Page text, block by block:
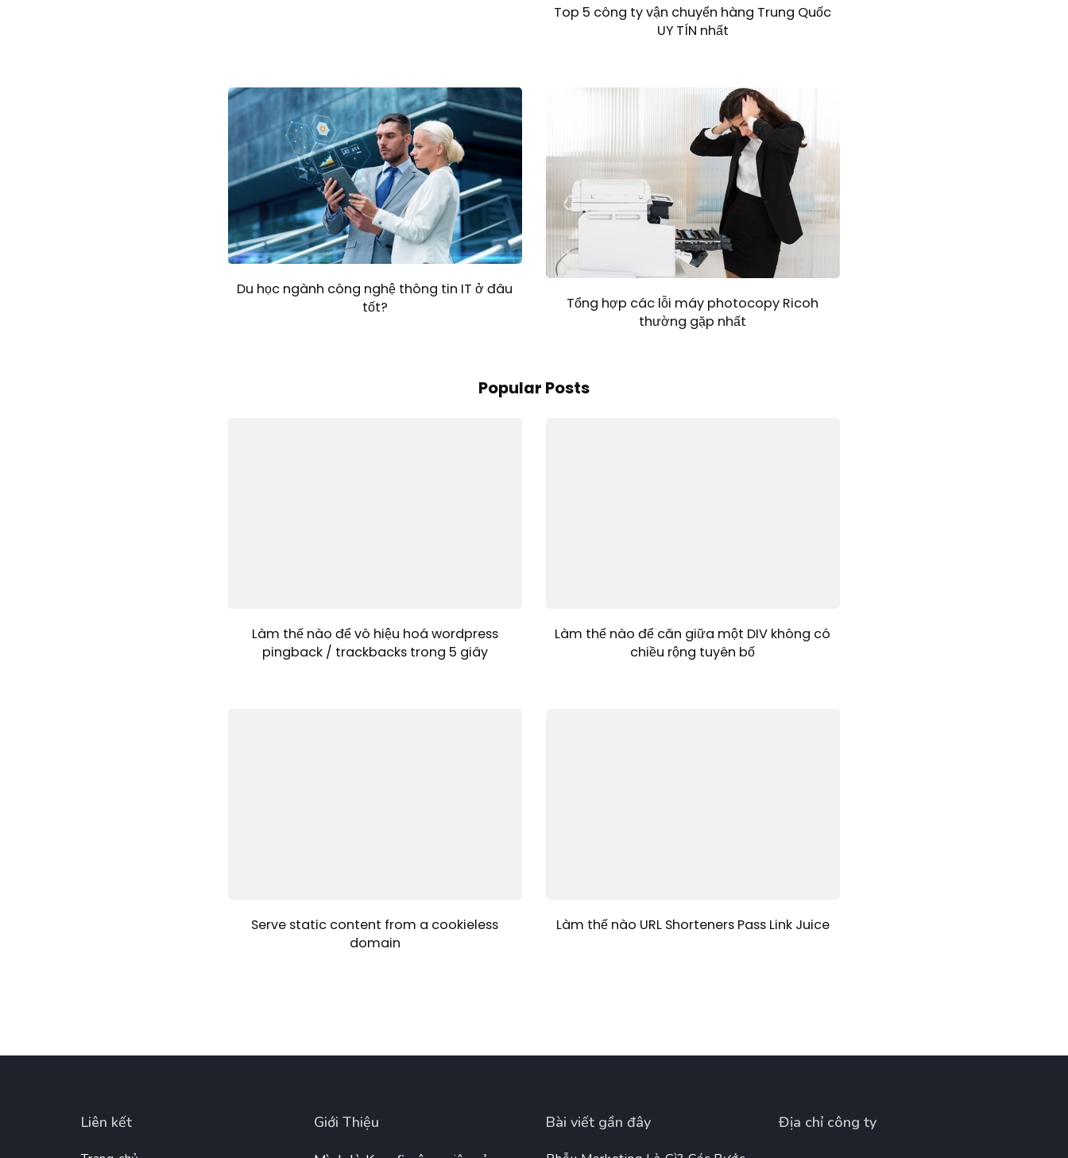
Top 5 công ty vận chuyển hàng Trung Quốc
UY TÍN nhất
Du học ngành công nghệ thông tin IT ở đâu
tốt?
Tổng hợp các lỗi máy photocopy Ricoh
thường gặp nhất
Popular Posts
Làm thế nào để vô hiệu hoá wordpress
pingback / trackbacks trong 5 giây
Làm thế nào để căn giữa một DIV không có
chiều rộng tuyên bố
Serve static content from a cookieless
domain
Làm thế nào URL Shorteners Pass Link Juice
Liên kết
Giới Thiệu
Bài viết gần đây Địa chỉ công ty